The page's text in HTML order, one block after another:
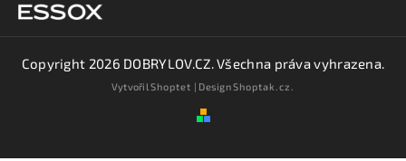
Copyright 2026 DOBRYLOV.CZ. Všechna práva vyhrazena.
VytvořilShoptet | DesignShoptak.cz.